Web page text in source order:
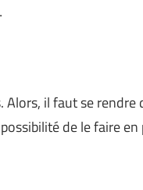
il faut se
de le faire